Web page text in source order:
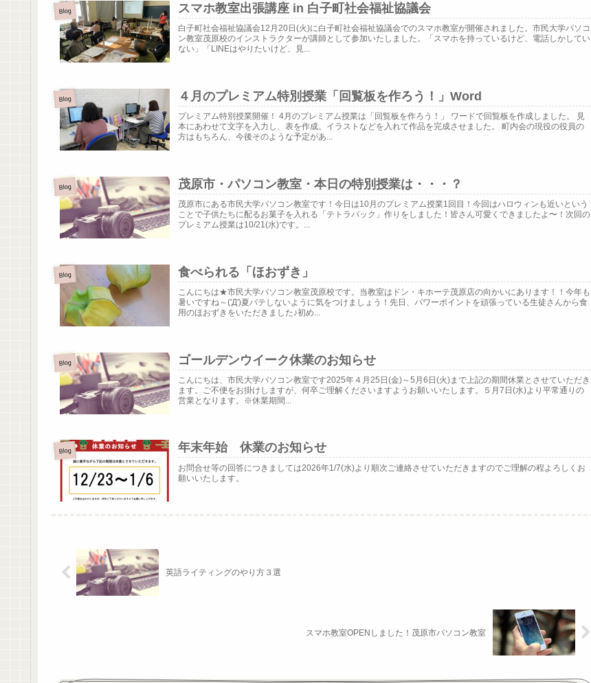
Blog スマホ教室出張講座 in 白子町社会福祉協議会
白子町社会福祉協議会12月20日(火)に白子町社会福祉協議会でのスマホ教室が開催されました。市民大学パソコ
ン教室茂原校のインストラクターが講師として参加いたしました。「スマホを持っているけど、電話しかしてい
ない」「LINEはやりたいけど、見...
Blog ４月のプレミアム特別授業「回覧板を作ろう！」Word
プレミアム特別授業開催！ 4月のプレミアム授業は「回覧板を作ろう！」 ワードで回覧板を作成しました。 見
本にあわせて文字を入力し、表を作成。イラストなどを入れて作品を完成させました。 町内会の現役の役員の
方はもちろん、今後そのような予定があ...
Blog 茂原市・パソコン教室・本日の特別授業は・・・？
茂原市にある市民大学パソコン教室です！今日は10月のプレミアム授業1回目！今回はハロウィンも近いという
ことで子供たちに配るお菓子を入れる「テトラパック」作りをしました！皆さん可愛くできましたよ〜！次回の
プレミアム授業は10/21(水)です。...
Blog 食べられる「ほおずき」
こんにちは★市民大学パソコン教室茂原校です。当教室はドン・キホーテ茂原店の向かいにあります！！今年も
暑いですね～('Д')夏バテしないように気をつけましょう！先日、パワーポイントを頑張っている生徒さんから食
用のほおずきをいただきました♪初め...
Blog ゴールデンウイーク休業のお知らせ
こんにちは、市民大学パソコン教室です2025年４月25日(金)～5月6日(火)まで上記の期間休業とさせていただき
ます。ご不便をお掛けしますが、何卒ご理解くださいますようお願いいたします。５月7日(水)より平常通りの
営業となります。※休業期間...
Blog 年末年始 休業のお知らせ
お問合せ等の回答につきましては2026年1/7(水)より順次ご連絡させていただきますのでご理解の程よろしくお
願いいたします。
英語ライティングのやり方３選
スマホ教室OPENしました！茂原市パソコン教室